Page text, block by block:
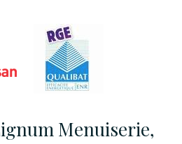
Menuiserie,